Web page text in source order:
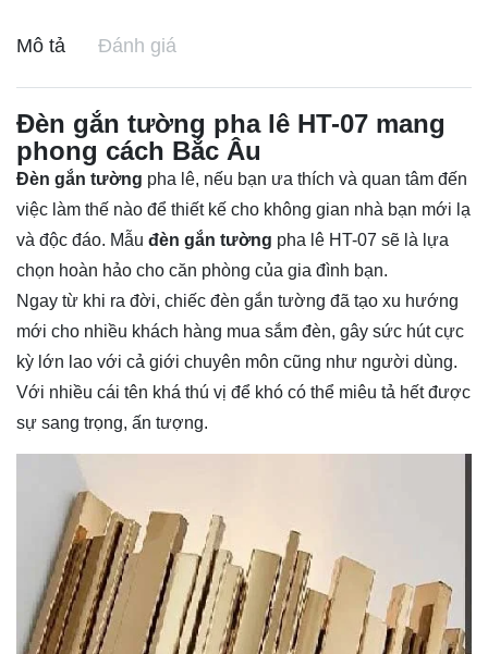
Mô tả Đánh giá
Đèn gắn tường pha lê HT-07 mang
phong cách Bắc Âu
Đèn gắn tường pha lê, nếu bạn ưa thích và quan tâm đến
việc làm thế nào để thiết kế cho không gian nhà bạn mới lạ
và độc đáo. Mẫu đèn gắn tường pha lê HT-07 sẽ là lựa
chọn hoàn hảo cho căn phòng của gia đình bạn.
Ngay từ khi ra đời, chiếc đèn gắn tường đã tạo xu hướng
mới cho nhiều khách hàng mua sắm đèn, gây sức hút cực
kỳ lớn lao với cả giới chuyên môn cũng như người dùng.
Với nhiều cái tên khá thú vị để khó có thể miêu tả hết được
sự sang trọng, ấn tượng.